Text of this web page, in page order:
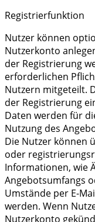
Registrierfunktion
Nutzer können
Nutzerkonto
der Registrierung
erforderlichen
Nutzern mitgeteilt.
der Registrierung
Daten werden für
Nutzung des
Die Nutzer können
oder
Informationen, wie
Angebotsumfangs
Umstände per E-
werden. Wenn
Nutzerkonto